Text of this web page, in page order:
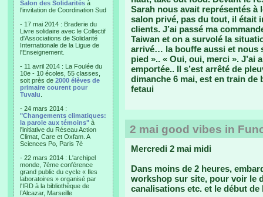
Salon des Solidarités à
l'invitation de Coordination Sud
- 17 mai 2014 : Braderie du
Livre solidaire avec le Collectif
d'Associations de Solidarité
Internationale de la Ligue de
l'Enseignement.
- 11 avril 2014 : La Foulée du
10e - 10 écoles, 55 classes,
soit près de 2000 élèves de
primaire courent pour
Tuvalu
- 24 mars 2014 :
"Changements climatiques:
la parole aux témoins" à
l'initiative du Réseau Action
Climat, Care et Oxfam. A
Sciences Po, Paris 7è
- 22 mars 2014 : L'archipel
monde, 7ème conférence
grand public du cycle « Iles
laboratoires » organisé par
l'IRD à la bibliothèque de
l’Alcazar, Marseille
Sarah nous avait représentés à
salon privé, pas du tout, il était
clients. J’ai passé ma
Taiwan et on a survolé la
arrivé… la bouffe aussi et nous
pied ».. « Oui, oui, merci ». J’ai
emportée.. Il s’est arrêté de
dimanche 6 mai, est en train
fetaui
2 mai good vibes in
Mercredi 2 mai midi
Dans moins de 2 heures,
workshop sur site, pour voir le
canalisations etc. et le début